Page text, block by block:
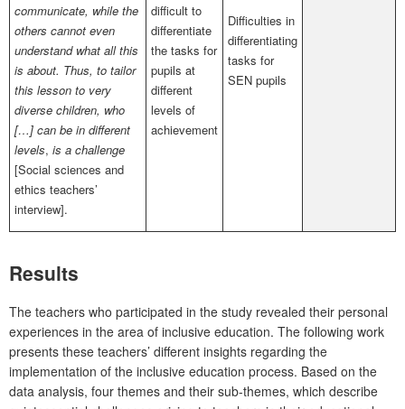
communicate, while the
others cannot even
understand what all this
is about. Thus, to tailor
this lesson to very
diverse children, who
[…] can be in different
levels, is a challenge
[Social sciences and
ethics teachers’
interview].
difficult to
differentiate
the tasks for
pupils at
different
levels of
achievement
Difficulties in
differentiating
tasks for
SEN pupils
Results
The teachers who participated in the study revealed their personal
experiences in the area of inclusive education. The following work
presents these teachers’ different insights regarding the
implementation of the inclusive education process. Based on the
data analysis, four themes and their sub-themes, which describe